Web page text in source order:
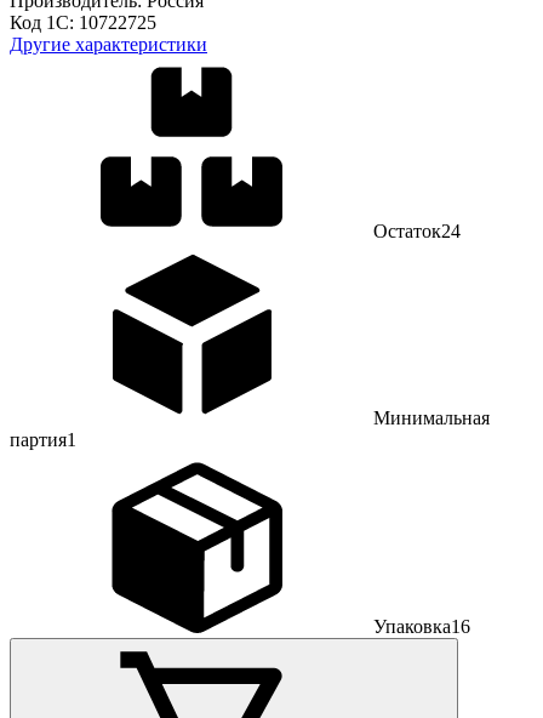
Код 1С: 10722725
Другие характеристики
Остаток24
Минимальная
партия1
Упаковка16